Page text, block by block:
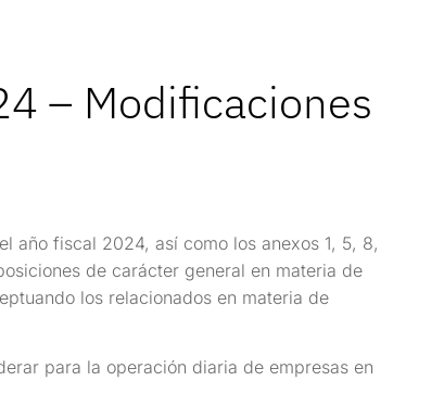
– Modificaciones
año fiscal 2024, así como los anexos 1, 5, 8,
de carácter general en materia de
los relacionados en materia de
para la operación diaria de empresas en